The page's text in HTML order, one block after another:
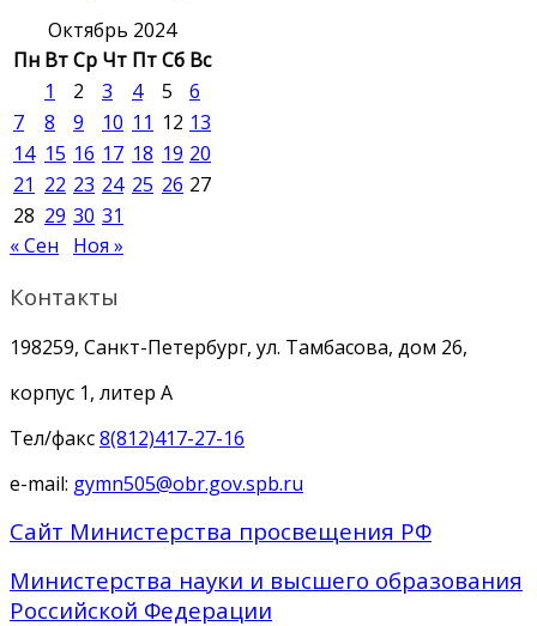
Октябрь 2024
Пн ВтСр Чт ПтСб Вс
1
2 3 4 5
6
7
8 9 10 11 12 13
14 15 16 17 18 19 20
21 22 23 24 25 26 27
28 29 30 31
« Сен
Ноя »
Контакты
198259, Санкт-Петербург, ул. Тамбасова, дом 26,
корпус 1, литер А
Тел/факс8(812)417-27-16
e-mail: gymn505@obr.gov.spb.ru
Сайт Министерства просвещения РФ
Министерства науки и высшего образования
Российской Федерации